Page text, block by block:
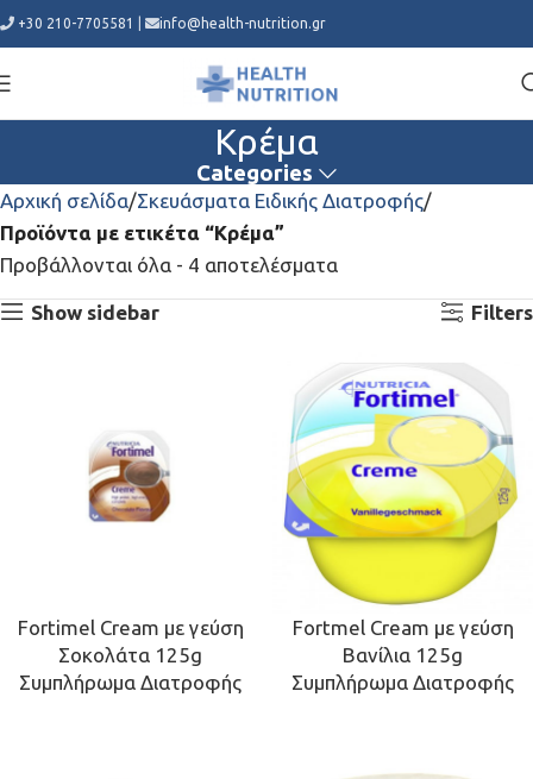
+30 210-7705581 info@health-nutrition.gr
Κρέμα
Categories
Αρχική σελίδα Σκευάσματα Ειδικής Διατροφής
Προϊόντα με ετικέτα “Κρέμα”
Προβάλλονται όλα - 4 αποτελέσματα
Show sidebar Filters
Fortimel Cream με γεύση
Σοκολάτα 125g
Συμπλήρωμα Διατροφής
Fortmel Cream με γεύση
Βανίλια 125g
Συμπλήρωμα Διατροφής